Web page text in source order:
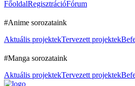
FőoldalRegisztrációFórum
#Anime sorozataink
Aktuális projektekTervezett projektek
#Manga sorozataink
Aktuális projektekTervezett projektek